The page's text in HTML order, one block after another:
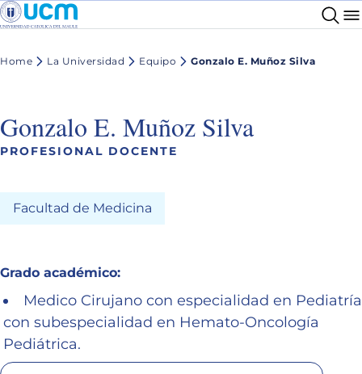
Home La Universidad Equipo Gonzalo E. Muñoz Silva
Gonzalo E. Muñoz Silva
PROFESIONAL DOCENTE
Facultad de Medicina
Grado académico:
Medico Cirujano con especialidad en Pediatría
con subespecialidad en Hemato-Oncología
Pediátrica.